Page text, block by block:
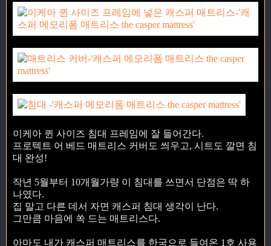
이케아 퀸 사이즈 침대 프레임에 잘 들어간다.
프로텍트 어 베드 매트리스 커버도 씌우고, 시트도 깔면 침
대 완성!
작년 5월부터 10개월가량 이 침대를 쓰면서 단점은 딱 하
나였다.
집 말고 다른 데서 자면 캐스퍼 침대 생각이 난다.
그만큼 마음에 쏙 드는 매트리스다.
아마도 내가 캐스퍼 매트리스를 한국으로 들여온 1호 사용